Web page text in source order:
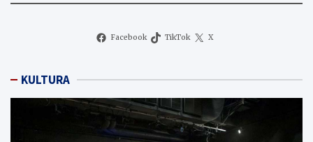
Facebook TikTok X
KULTURA